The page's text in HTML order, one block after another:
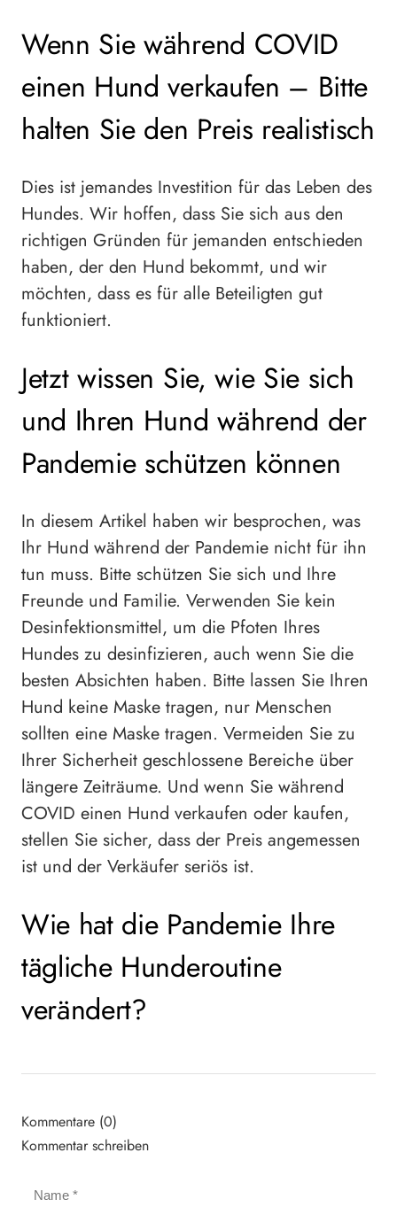
Wenn Sie während COVID
einen Hund verkaufen – Bitte
halten Sie den Preis realistisch
Dies ist jemandes Investition für das Leben des
Hundes. Wir hoffen, dass Sie sich aus den
richtigen Gründen für jemanden entschieden
haben, der den Hund bekommt, und wir
möchten, dass es für alle Beteiligten gut
funktioniert.
Jetzt wissen Sie, wie Sie sich
und Ihren Hund während der
Pandemie schützen können
In diesem Artikel haben wir besprochen, was
Ihr Hund während der Pandemie nicht für ihn
tun muss. Bitte schützen Sie sich und Ihre
Freunde und Familie. Verwenden Sie kein
Desinfektionsmittel, um die Pfoten Ihres
Hundes zu desinfizieren, auch wenn Sie die
besten Absichten haben. Bitte lassen Sie Ihren
Hund keine Maske tragen, nur Menschen
sollten eine Maske tragen. Vermeiden Sie zu
Ihrer Sicherheit geschlossene Bereiche über
längere Zeiträume. Und wenn Sie während
COVID einen Hund verkaufen oder kaufen,
stellen Sie sicher, dass der Preis angemessen
ist und der Verkäufer seriös ist.
Wie hat die Pandemie Ihre
tägliche Hunderoutine
verändert?
Kommentare (0)
Kommentar schreiben